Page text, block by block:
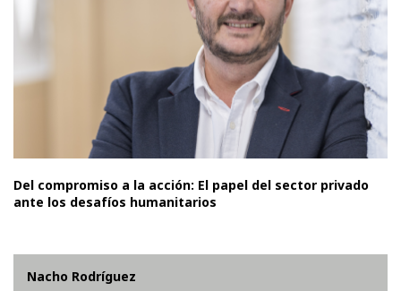
Del compromiso a la acción: El papel del sector privado
ante los desafíos humanitarios
Nacho Rodríguez